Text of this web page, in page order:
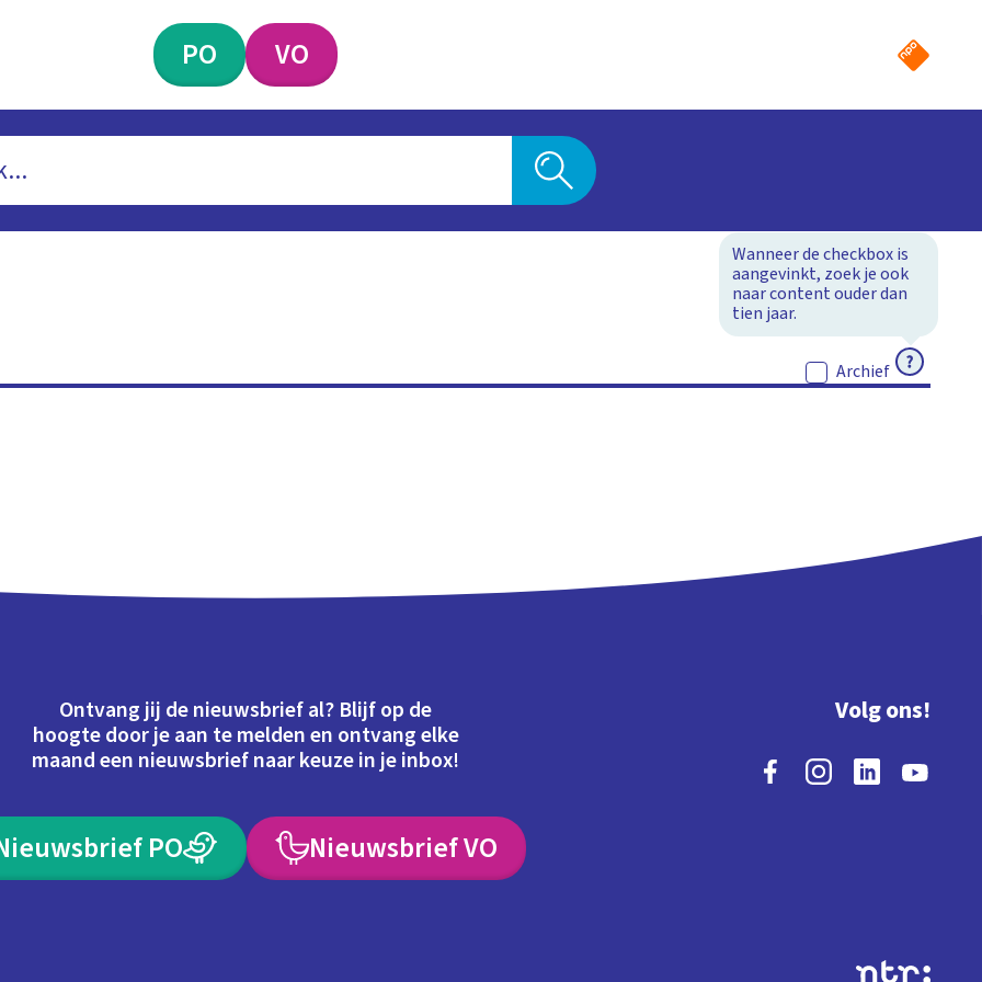
PO VO
Archief
Wanneer de checkbox is
aangevinkt, zoek je ook
naar content ouder dan
tien jaar.
Ontvang jij de nieuwsbrief al? Blijf op de
hoogte door je aan te melden en ontvang elke
maand een nieuwsbrief naar keuze in je inbox!
PO Nieuwsbrief VO
Volg ons!